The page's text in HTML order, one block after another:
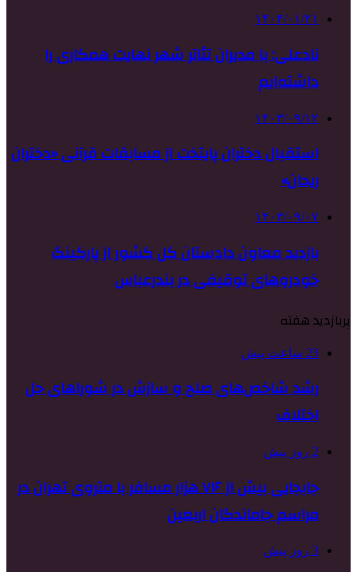
۱۴۰۴/۰۱/۲۱
نادعلی: با مدیران تئاتر شهر نهایت همکاری را
داشته‌ایم
۱۴۰۳/۰۹/۱۲
استقبال دختران پایتخت از مسابقات قرآنی «دختران
ریحان»
۱۴۰۳/۰۹/۰۷
بازدید معاون دادستان کل کشور از پارکینگ
خودروهای توقیفی در بندرعباس
پربازدید هفته
23 ساعت پیش
رشد شاخص‌های صلح و سازش در شوراهای حل
اختلاف
2 روز پیش
جابجایی بیش از ۷۱۶ هزار مسافر با متروی تهران در
مراسم جاماندگان اربعین
3 روز پیش